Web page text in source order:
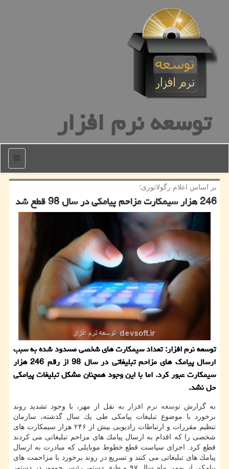
توسعه نرم افزار
منو
بر اساس اعلام رگولاتوری؛
246 هزار سیمكارت مزاحم پیامكی در سال 98 قطع شد
توسعه نرم افزار: تعداد سیمكارت های شخصی مسدود شده به سبب
ارسال پیامك های مزاحم تبلیغاتی در سال 98 از رقم 246 هزار
سیمكارت عبور كرد. اما با این وجود همچنان مشكل تبلیغات پیامكی
حل نشد.
به گزارش توسعه نرم افزار
به نقل از مهر، با وجود تشدید روند
برخورد با موضوع تبلیغات پیامكی طی یك سال گذشته، سازمان
تنظیم مقررات و ارتباطات رادیویی بیش از ۲۴۶ هزار سیمكارت های
شخصی را كه اقدام به ارسال پیامك های مزاحم تبلیغاتی می كردند
قطع كرد. اجرای سیاست قطع خطوط موبایلی كه مبادرت به ارسال
پیامك های تبلیغاتی می كنند و تسریع در روند برخورد با مزاحمت های